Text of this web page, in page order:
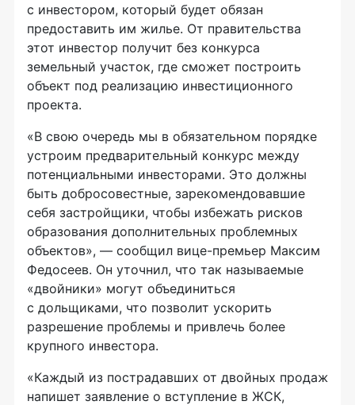
с инвестором, который будет обязан
предоставить им жилье. От правительства
этот инвестор получит без конкурса
земельный участок, где сможет построить
объект под реализацию инвестиционного
проекта.
«В свою очередь мы в обязательном порядке
устроим предварительный конкурс между
потенциальными инвесторами. Это должны
быть добросовестные, зарекомендовавшие
себя застройщики, чтобы избежать рисков
образования дополнительных проблемных
объектов», — сообщил вице-премьер Максим
Федосеев. Он уточнил, что так называемые
«двойники» могут объединиться
с дольщиками, что позволит ускорить
разрешение проблемы и привлечь более
крупного инвестора.
«Каждый из пострадавших от двойных продаж
напишет заявление о вступление в ЖСК,